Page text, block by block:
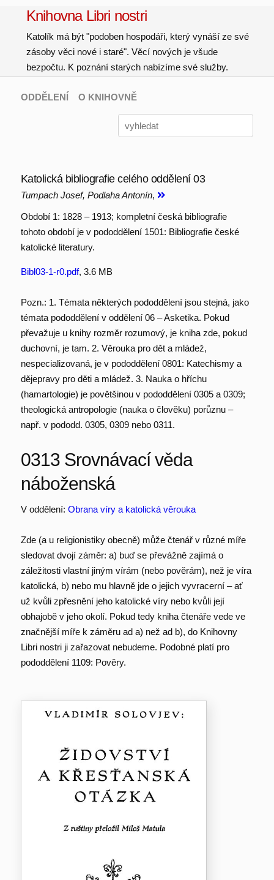
Knihovna Libri nostri
Katolík má být "podoben hospodáři, který vynáší ze své
zásoby věci nové i staré". Věcí nových je všude
bezpočtu. K poznání starých nabízíme své služby.
ODDĚLENÍ O KNIHOVNĚ
Katolická bibliografie celého oddělení 03
Tumpach Josef, Podlaha Antonín,
Období 1: 1828 – 1913; kompletní česká bibliografie
tohoto období je v pododdělení 1501: Bibliografie české
katolické literatury.
Bibl03-1-r0.pdf, 3.6 MB
Pozn.: 1. Témata některých pododdělení jsou stejná, jako
témata pododdělení v oddělení 06 – Asketika. Pokud
převažuje u knihy rozměr rozumový, je kniha zde, pokud
duchovní, je tam. 2. Věrouka pro dět a mládež,
nespecializovaná, je v pododdělení 0801: Katechismy a
dějepravy pro děti a mládež. 3. Nauka o hříchu
(hamartologie) je povětšinou v pododdělení 0305 a 0309;
theologická antropologie (nauka o člověku) porůznu –
např. v pododd. 0305, 0309 nebo 0311.
0313 Srovnávací věda
náboženská
V oddělení: Obrana víry a katolická věrouka
Zde (a u religionistiky obecně) může čtenář v různé míře
sledovat dvojí záměr: a) buď se převážně zajímá o
záležitosti vlastní jiným vírám (nebo pověrám), než je víra
katolická, b) nebo mu hlavně jde o jejich vyvracerní – ať
už kvůli zpřesnění jeho katolické víry nebo kvůli její
obhajobě v jeho okolí. Pokud tedy kniha čtenáře vede ve
značnější míře k záměru ad a) než ad b), do Knihovny
Libri nostri ji zařazovat nebudeme. Podobné platí pro
pododdělení 1109: Pověry.